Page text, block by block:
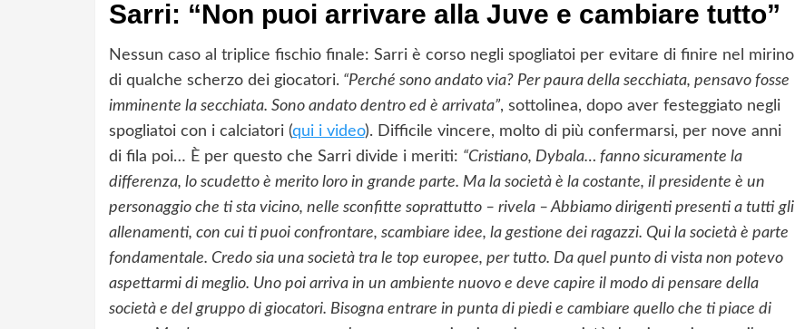
Sarri: “Non puoi arrivare alla Juve e cambiare tutto”
Nessun caso al triplice fischio finale: Sarri è corso negli spogliatoi per evitare di finire nel mirino
di qualche scherzo dei giocatori. “Perché sono andato via? Per paura della secchiata, pensavo fosse
imminente la secchiata. Sono andato dentro ed è arrivata”, sottolinea, dopo aver festeggiato negli
spogliatoi con i calciatori (qui i video). Difficile vincere, molto di più confermarsi, per nove anni
di fila poi… È per questo che Sarri divide i meriti: “Cristiano, Dybala… fanno sicuramente la
differenza, lo scudetto è merito loro in grande parte. Ma la società è la costante, il presidente è un
personaggio che ti sta vicino, nelle sconfitte soprattutto – rivela – Abbiamo dirigenti presenti a tutti gli
allenamenti, con cui ti puoi confrontare, scambiare idee, la gestione dei ragazzi. Qui la società è parte
fondamentale. Credo sia una società tra le top europee, per tutto. Da quel punto di vista non potevo
aspettarmi di meglio. Uno poi arriva in un ambiente nuovo e deve capire il modo di pensare della
società e del gruppo di giocatori. Bisogna entrare in punta di piedi e cambiare quello che ti piace di